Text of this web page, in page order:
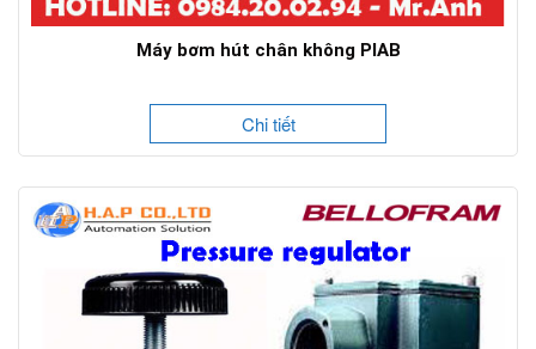
Máy bơm hút chân không PIAB
Chi tiết